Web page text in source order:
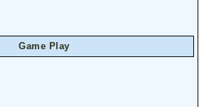
Game Play